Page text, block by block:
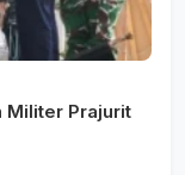
Militer Prajurit